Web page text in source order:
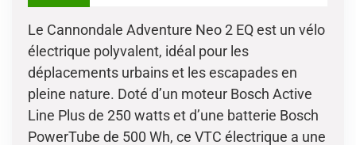
Le Cannondale Adventure Neo 2 EQ est un vélo
électrique polyvalent, idéal pour les
déplacements urbains et les escapades en
pleine nature. Doté d’un moteur Bosch Active
Line Plus de 250 watts et d’une batterie Bosch
PowerTube de 500 Wh, ce VTC électrique a une